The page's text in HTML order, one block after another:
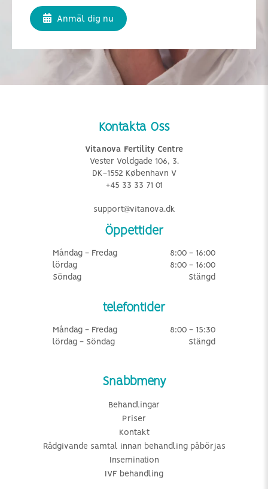
Anmäl dig nu
Kontakta Oss
Vitanova Fertility Centre
Vester Voldgade 106, 3.
DK-1552 København V
+45 33 33 71 01
support@vitanova.dk
Öppettider
Måndag - Fredag
8:00 - 16:00
lördag
8:00 - 16:00
Söndag
Stängd
telefontider
Måndag - Fredag
8:00 - 15:30
lördag - Söndag
Stängd
Snabbmeny
Behandlingar
Priser
Kontakt
Rådgivande samtal innan behandling påbörjas
Insemination
IVF behandling